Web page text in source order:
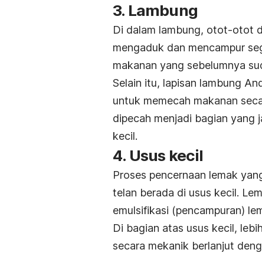
3. Lambung
Di dalam lambung, otot-otot
mengaduk dan mencampur
makanan yang sebelumnya
Selain itu, lapisan lambung
untuk memecah makanan
dipecah menjadi bagian yang
kecil.
4. Usus kecil
Proses pencernaan lemak
telan berada di usus kecil.
emulsifikasi (pencampuran)
Di bagian atas usus kecil,
secara mekanik berlanjut